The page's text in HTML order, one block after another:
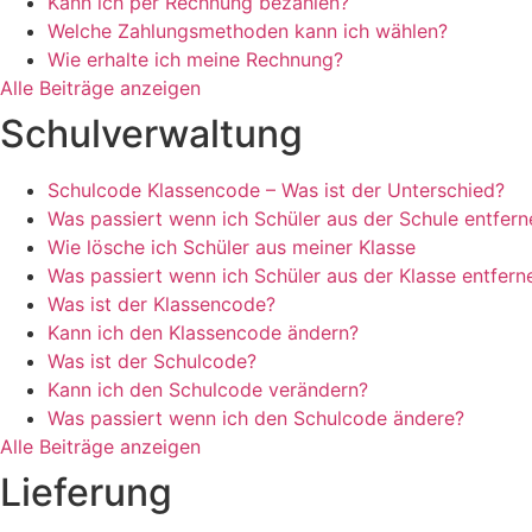
Welche Zahlungsmethoden kann ich wählen?
Wie erhalte ich meine Rechnung?
Alle Beiträge anzeigen
Schulverwaltung
Schulcode Klassencode – Was ist der Unterschied?
Was passiert wenn ich Schüler aus der Schule
Wie lösche ich Schüler aus meiner Klasse
Was passiert wenn ich Schüler aus der Klasse
Was ist der Klassencode?
Kann ich den Klassencode ändern?
Was ist der Schulcode?
Kann ich den Schulcode verändern?
Was passiert wenn ich den Schulcode ändere?
Alle Beiträge anzeigen
Lieferung